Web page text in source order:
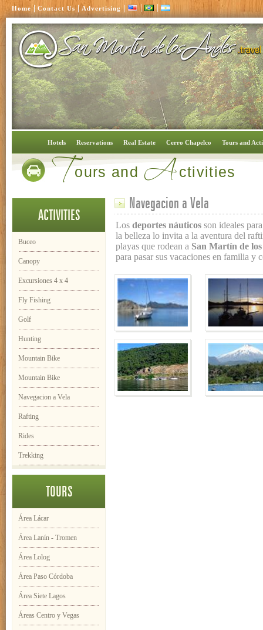
Home | Contact Us | Advertising | |
Hotels Reservations Real Estate Cerro Chapelco Tours and
Tours and Activities
ACTIVITIES
Buceo
Canopy
Excursiones 4 x 4
Fly Fishing
Golf
Hunting
Mountain Bike
Mountain Bike
Navegacion a Vela
Rafting
Rides
Trekking
TOURS
Área Lácar
Área Lanín - Tromen
Área Lolog
Área Paso Córdoba
Área Siete Lagos
Áreas Centro y Vegas
Navegacion a Vela
Los deportes náuticos son ideales
la belleza lo invita a la aventura del
playas que rodean a San Martín de
para pasar sus vacaciones en familia y